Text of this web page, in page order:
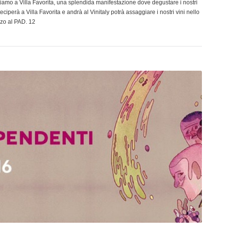
a Villa Favorita, una splendida manifestazione dove degustare i nostri
a Villa Favorita e andrà al Vinitaly potrà assaggiare i nostri vini nello
al PAD. 12